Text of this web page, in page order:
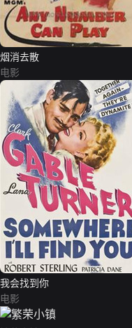
烟消去散
电影
我会找到你
电影